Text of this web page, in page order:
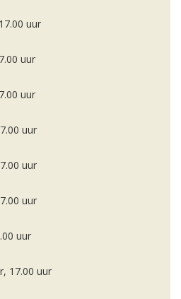
uur
uur
uur
uur
uur
uur
uur
17.00 uur